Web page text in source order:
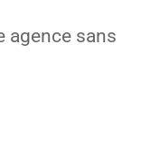
agence sans